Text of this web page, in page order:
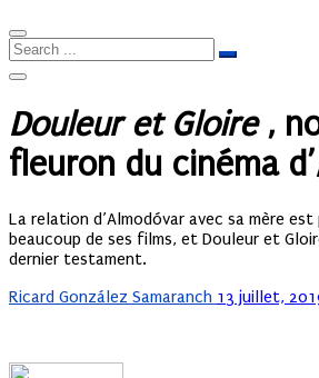
Douleur et Gloire ,
fleuron du cinéma
La relation d’Almodóvar avec sa mère
beaucoup de ses films, et Douleur et
dernier testament.
Ricard González Samaranch Posted
13 juillet,